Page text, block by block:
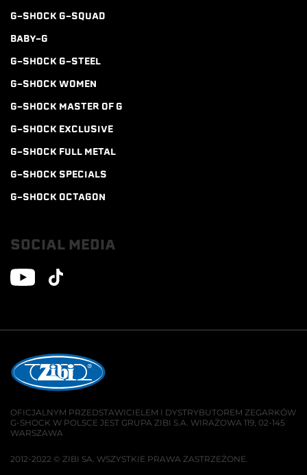
G-SHOCK G-SQUAD
BABY-G
G-SHOCK G-STEEL
G-SHOCK WOMEN
G-SHOCK MASTER OF G
G-SHOCK EXCLUSIVE
G-SHOCK FULL METAL
G-SHOCK SPECIALS
G-SHOCK OCTAGON
SOCIAL MEDIA
OFICJALNYM PRZEDSTAWICIELEM I DYSTRYBUTOREM ZEGARKÓW
G-SHOCK W POLSCE JEST GRUPA ZIBI S.A. WIRAŻOWA 119, 02-145
WARSZAWA
2012-2022 © ZIBI SA. WSZYSTKIE PRAWA ZASTRZEŻONE.